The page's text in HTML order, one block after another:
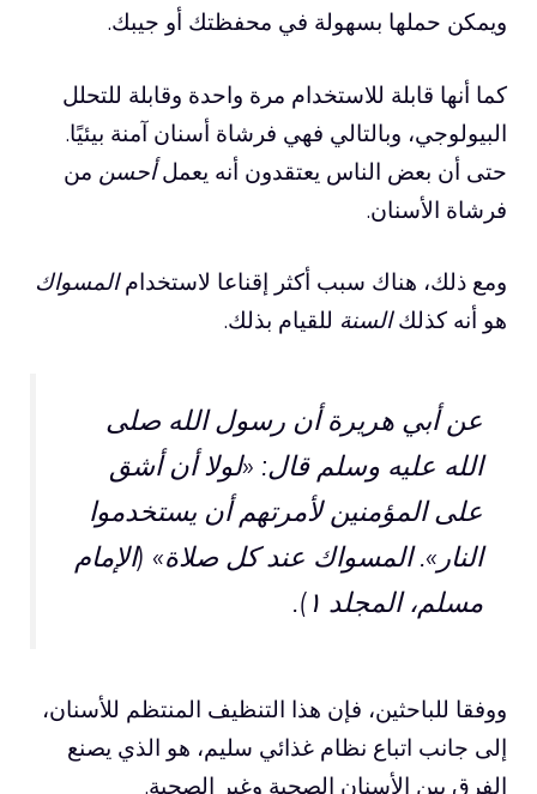
ويمكن حملها بسهولة في محفظتك أو جيبك.
كما أنها قابلة للاستخدام مرة واحدة وقابلة للتحلل
البيولوجي، وبالتالي فهي فرشاة أسنان آمنة بيئيًا.
حتى أن بعض الناس يعتقدون أنه يعملأحسن من
فرشاة الأسنان.
ومع ذلك، هناك سبب أكثر إقناعا لاستخدامالمسواك
هو أنه كذلكالسنة للقيام بذلك.
عن أبي هريرة أن رسول الله صلى
الله عليه وسلم قال: «لولا أن أشق
على المؤمنين لأمرتهم أن يستخدموا
النار».المسواك عند كل صلاة» (الإمام
مسلم، المجلد ١).
ووفقا للباحثين، فإن هذا التنظيف المنتظم للأسنان،
إلى جانب اتباع نظام غذائي سليم، هو الذي يصنع
الفرق بين الأسنان الصحية وغير الصحية.